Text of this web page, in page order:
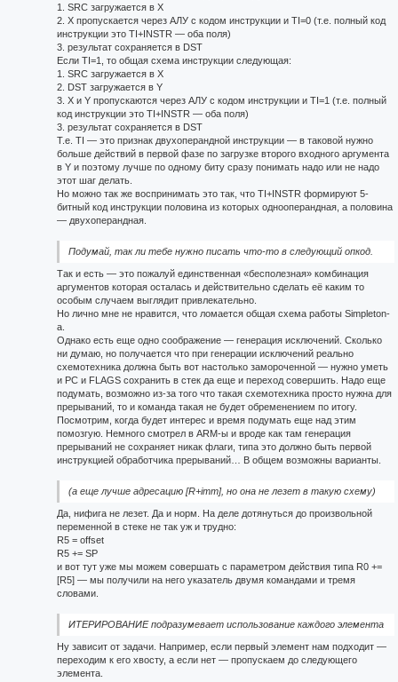
1. SRC загружается в X
2. X пропускается через АЛУ с кодом инструкции и TI=0 (т.е. полный код
инструкции это TI+INSTR — оба поля)
3. результат сохраняется в DST
Если TI=1, то общая схема инструкции следующая:
1. SRC загружается в X
2. DST загружается в Y
3. X и Y пропускаются через АЛУ с кодом инструкции и TI=1 (т.е. полный
код инструкции это TI+INSTR — оба поля)
3. результат сохраняется в DST
Т.е. TI — это признак двухоперандной инструкции — в таковой нужно
больше действий в первой фазе по загрузке второго входного аргумента
в Y и поэтому лучше по одному биту сразу понимать надо или не надо
этот шаг делать.
Но можно так же воспринимать это так, что TI+INSTR формируют 5-
битный код инструкции половина из которых однооперандная, а половина
— двухоперандная.
Подумай, так ли тебе нужно писать что-то в следующий опкод.
Так и есть — это пожалуй единственная «бесполезная» комбинация
аргументов которая осталась и действительно сделать её каким то
особым случаем выглядит привлекательно.
Но лично мне не нравится, что ломается общая схема работы Simpleton-
а.
Однако есть еще одно соображение — генерация исключений. Сколько
ни думаю, но получается что при генерации исключений реально
схемотехника должна быть вот настолько замороченной — нужно уметь
и PC и FLAGS сохранить в стек да еще и переход совершить. Надо еще
подумать, возможно из-за того что такая схемотехника просто нужна для
прерываний, то и команда такая не будет обременением по итогу.
Посмотрим, когда будет интерес и время подумать еще над этим
помозгую. Немного смотрел в ARM-ы и вроде как там генерация
прерываний не сохраняет никак флаги, типа это должно быть первой
инструкцией обработчика прерываний… В общем возможны варианты.
(а еще лучше адресацию [R+imm], но она не лезет в такую схему)
Да, нифига не лезет. Да и норм. На деле дотянуться до произвольной
переменной в стеке не так уж и трудно:
R5 = offset
R5 += SP
и вот тут уже мы можем совершать с параметром действия типа R0 +=
[R5] — мы получили на него указатель двумя командами и тремя
словами.
ИТЕРИРОВАНИЕ подразумевает использование каждого элемента
Ну зависит от задачи. Например, если первый элемент нам подходит —
переходим к его хвосту, а если нет — пропускаем до следующего
элемента.